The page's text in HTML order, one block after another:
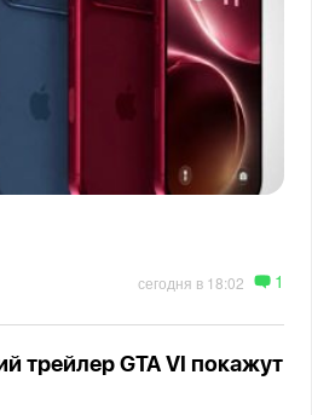
сегодня в 18:02 1
трейлер GTA VI покажут